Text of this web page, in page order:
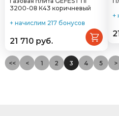
3200-08 К43 коричневый
+ начислим 217 бонусов
21 710 руб.
+
<< < 1 2 3 4 5 >